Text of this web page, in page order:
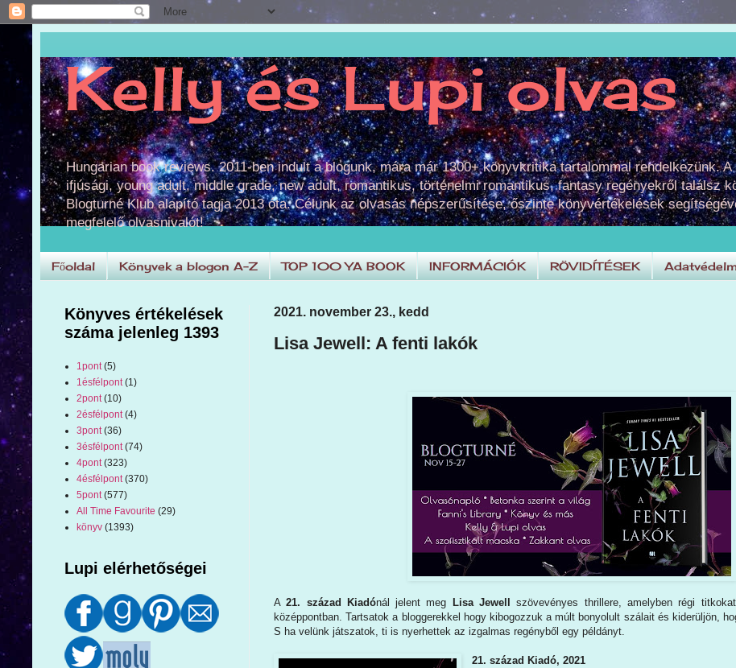
Kelly és Lupi olvas
Hungarian book reviews. 2011-ben indult a blogunk, mára már 1300+ könyvkritika tartalommal rendelkezünk.
ifjúsági, young adult, middle grade, new adult, romantikus, történelmi romantikus, fantasy regényekről találsz
Blogturné Klub alapító tagja 2013 óta. Célunk az olvasás népszerűsítése, őszinte könyvértékelések
megfelelő olvasnivalót!
Főoldal Könyvek a blogon A-Z TOP 100 YA BOOK INFORMÁCIÓK RÖVIDÍTÉSEK
2021. november 23., kedd
Lisa Jewell: A fenti lakók
A21. század Kiadónál jelent meg Lisa Jewell
szövevényes thrillere, amelyben régi
középpontban. Tartsatok a bloggerekkel hogy kibogozzuk a múlt bonyolult szálait és kiderüljön,
S ha velünk játszatok, ti is nyerhettek az izgalmas regényből egy példányt.
21. század Kiadó, 2021
Könyves értékelések
száma jelenleg 1393
1pont (5)
1ésfélpont (1)
2pont (10)
2ésfélpont (4)
3pont (36)
3ésfélpont (74)
4pont (323)
4ésfélpont (370)
5pont (577)
All Time Favourite (29)
könyv (1393)
Lupi elérhetőségei